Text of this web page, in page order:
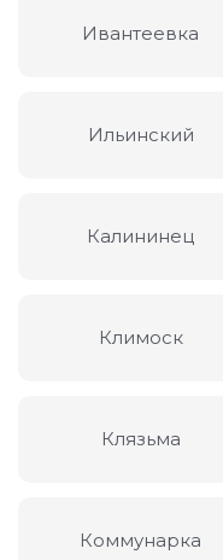
Ивантеевка
Ильинский
Калининец
Климоск
Клязьма
Коммунарка